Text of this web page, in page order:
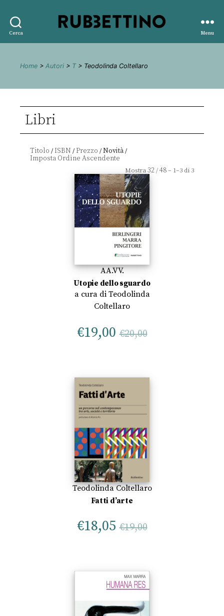
Cerca
editore
Menu
Home > Autori > T> Teodolinda Coltellaro
Libri
Titolo /ISBN /Prezzo /Novità/
Mostra32/48– 1–3 di 3
AA.VV.
Utopie dello sguardo
a cura di Teodolinda
Coltellaro
€19,00 €20,00
Teodolinda Coltellaro
Fatti d’arte
€18,05 €19,00